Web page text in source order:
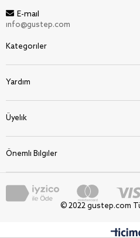
E-mail
info@gustep.com
Kategoriler
Yardım
Üyelik
Önemli Bilgiler
© 2022 gustep.com